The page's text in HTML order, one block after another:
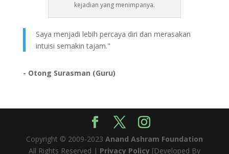
kejadian yang menimpanya.
Saya menjadi lebih percaya diri dan merasakan
intuisi semakin tajam."
- Otong Surasman (Guru)
Copyright © 2009-2023 Anand Ashram Foundation
All Rights Reserved | Privacy Policy [Developed By